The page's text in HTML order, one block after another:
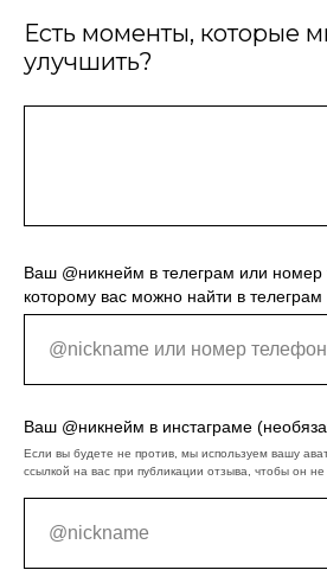
Есть моменты, которые
улучшить?
Ваш @никнейм в телеграм или
которому вас можно найти в телеграм
Ваш @никнейм в инстаграме
Если вы будете не против, мы используем вашу
ссылкой на вас при публикации отзыва, чтобы он не